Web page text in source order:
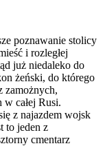
poznawanie stolicy
i rozległej
już niedaleko do
żeński, do którego
zamożnych,
całej Rusi.
z najazdem wojsk
to jeden z
cmentarz